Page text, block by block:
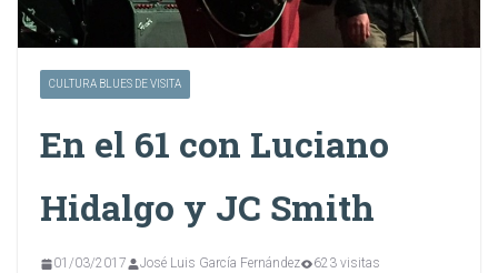
CULTURA BLUES DE VISITA
En el 61 con Luciano
Hidalgo y JC Smith
01/03/2017 José Luis García Fernández 623 visitas